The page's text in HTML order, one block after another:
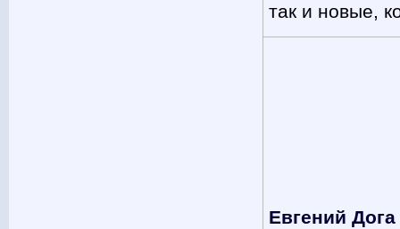
так и новые,
Евгений